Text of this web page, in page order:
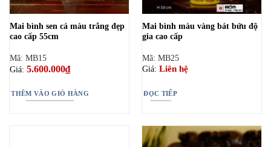
Mai bình sen cá màu trắng đẹp
cao cấp 55cm
Mã: MB15
Giá: 5.600.000₫
THÊM VÀO GIỎ HÀNG
Mai bình màu vàng bát bửu độ
gia cao cấp
Mã: MB25
Giá: Liên hệ
ĐỌC TIẾP